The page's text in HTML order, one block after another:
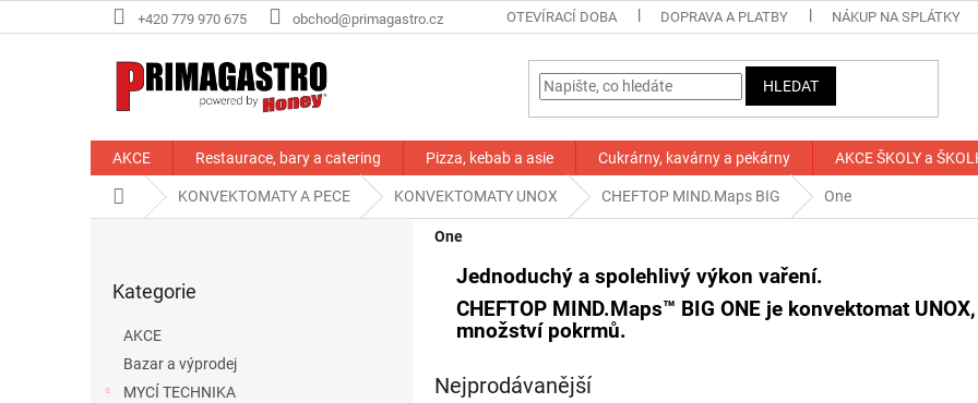
na
+420 779 970 675 obchod@primagastro.cz OTEVÍRACÍ DOBA DOPRAVA A PLATBY NÁKUP NA SPLÁTKY
HLEDAT
AKCE Restaurace, bary a catering Pizza, kebab a asie Cukrárny, kavárny a pekárny AKCE ŠKOLY a
Domů KONVEKTOMATY A PECE KONVEKTOMATY UNOX CHEFTOP MIND.Maps BIG One
kategorie
Kategorie
AKCE
Bazar a výprodej
MYCÍ TECHNIKA
One
Jednoduchý a spolehlivý výkon vaření.
CHEFTOP MIND.Maps™ BIG ONE je konvektomat
množství pokrmů.
Nejprodávanější